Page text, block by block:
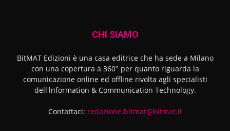
CHI SIAMO
BitMAT Edizioni è una casa editrice che ha sede a Milano
con una copertura a 360° per quanto riguarda la
comunicazione online ed offline rivolta agli specialisti
dell'lnformation & Communication Technology.
Contattaci: redazione.bitmat@bitmat.it